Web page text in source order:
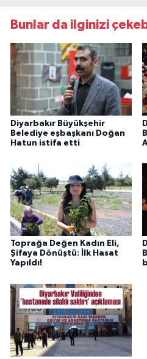
Bunlar da ilginizi
Diyarbakır Büyükşehir
Belediye eşbaşkanı Doğan
Hatun istifa etti
Toprağa Değen Kadın Eli,
Şifaya Dönüştü: İlk Hasat
Yapıldı!